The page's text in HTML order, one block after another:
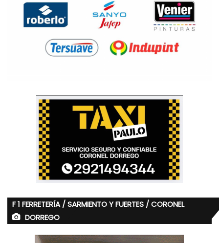
F 1 FERRETERÍA / SARMIENTO Y FUERTES / CORONEL
DORREGO